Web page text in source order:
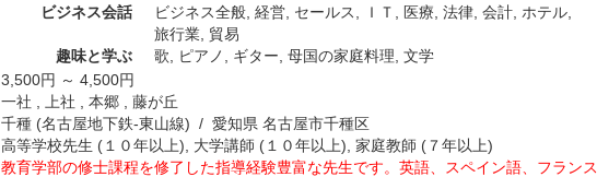
ビジネス会話
ビジネス全般, 経営, セールス ＩＴ 医療 法律, 会計, ホテル,
旅行業, 貿易
趣味と学ぶ
歌 ピアノ ギター 母国の家庭料理 文学
3,500円 ～ 4,500円
一社 , 上社 , 本郷 , 藤が丘
千種 (名古屋地下鉄-東山線) / 愛知県 名古屋市千種区
高等学校先生 (１０年以上), 大学講師 (１０年以上), 家庭教師 (７年以上)
教育学部の修士課程を修了した指導経験豊富な先生です。英語、スペイン語、フランス